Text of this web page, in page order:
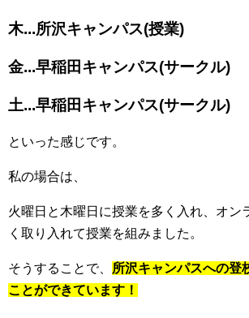
木...所沢キャンパス(授業)
金...早稲田キャンパス(サークル)
土...早稲田キャンパス(サークル)
といった感じです。
私の場合は、
火曜日と木曜日に授業を多く入れ、オン
く取り入れて授業を組みました。
そうすることで、 所沢キャンパスへの登
ことができています！